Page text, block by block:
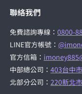
聯絡我們
免費諮詢專線： 0800-
LINE官方帳號：
官方信箱：
中部總公司： 403台中
北部分公司： 220新北